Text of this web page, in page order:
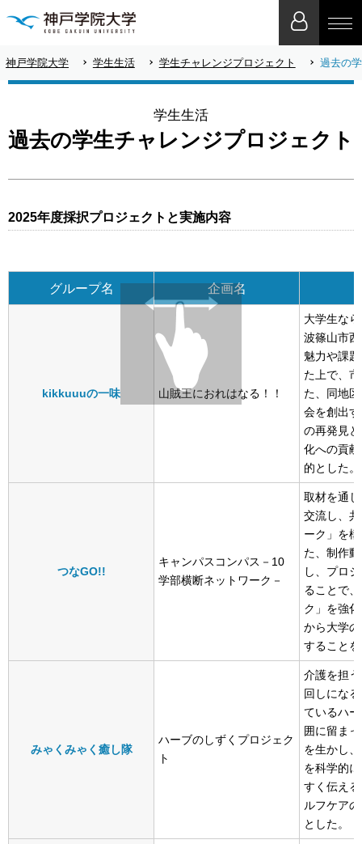
神戸学院大学 学生生活 学生チャレンジプロジェクト 過去の
学生生活
過去の学生チャレンジプロジェクト
2025年度採択プロジェクトと実施内容
グループ名 企画名
kikkuuuの一味 山賊王におれはなる！！
大学生な
波篠山市
魅力や課
た上で、
た、同地
会を創出
の再発見
化への貢
的とした。
つなGO!!
キャンパスコンパス－10
学部横断ネットワーク－
取材を通
交流し、
ーク」を
た、制作
し、プロ
ることで
ク」を強
から大学
すること
みゃくみゃく癒し隊
ハーブのしずくプロジェク
ト
介護を担
回しにな
ているハ
囲に留ま
を生かし
を科学的
すく伝え
ルフケア
とした。